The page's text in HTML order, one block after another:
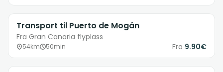
Transport til Puerto de Mogán
Fra Gran Canaria flyplass
54km 50min Fra 9.90€